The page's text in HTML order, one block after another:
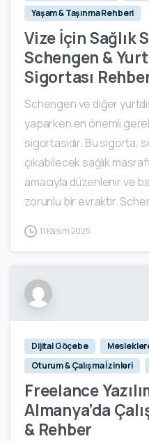
Yaşam & Taşınma Rehberi
Vize İçin Sağlık
Schengen &
Sigortası
Schengen ve diğer
yaparken en önemli
sigortasıdır. Bu sigorta,
çıkabilecek sağlık
amacıyla düzenlenir ve
zorunlu bir evraktır.
11 Kasım 2025
Dijital Göçebe
Oturum & Çalışma İzinleri
Freelance
Almanya’da
& Rehber